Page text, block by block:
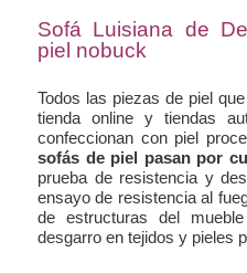
Sofá Luisiana de
piel nobuck
Todos las piezas de piel
tienda online y tiendas
confeccionan con piel
sofás de piel pasan por
prueba de resistencia y
ensayo de resistencia al
de estructuras del
desgarro en tejidos y pieles